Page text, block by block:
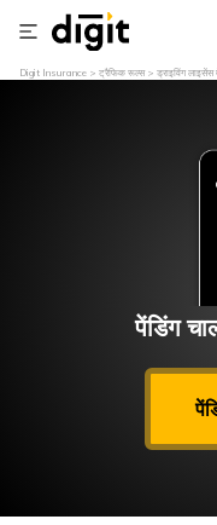
Digit Insurance ट्रैफिक रूल्स ड्राइविंग
पेंडिंग